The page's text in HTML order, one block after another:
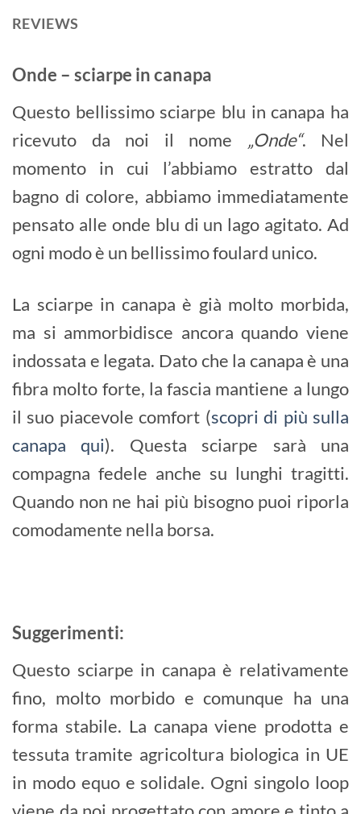
REVIEWS
Onde – sciarpe in canapa
Questo bellissimo sciarpe blu in canapa ha
ricevuto da noi il nome „Onde“. Nel
momento in cui l’abbiamo estratto dal
bagno di colore, abbiamo immediatamente
pensato alle onde blu di un lago agitato. Ad
ogni modo è un bellissimo foulard unico.
La sciarpe in canapa è già molto morbida,
ma si ammorbidisce ancora quando viene
indossata e legata. Dato che la canapa è una
fibra molto forte, la fascia mantiene a lungo
il suo piacevole comfort (scopri di più sulla
canapa qui). Questa sciarpe sarà una
compagna fedele anche su lunghi tragitti.
Quando non ne hai più bisogno puoi riporla
comodamente nella borsa.
Suggerimenti:
Questo sciarpe in canapa è relativamente
fino, molto morbido e comunque ha una
forma stabile. La canapa viene prodotta e
tessuta tramite agricoltura biologica in UE
in modo equo e solidale. Ogni singolo loop